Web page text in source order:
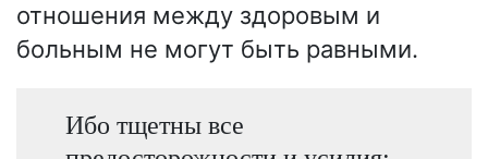
отношения между здоровым и
больным не могут быть равными.
Ибо тщетны все